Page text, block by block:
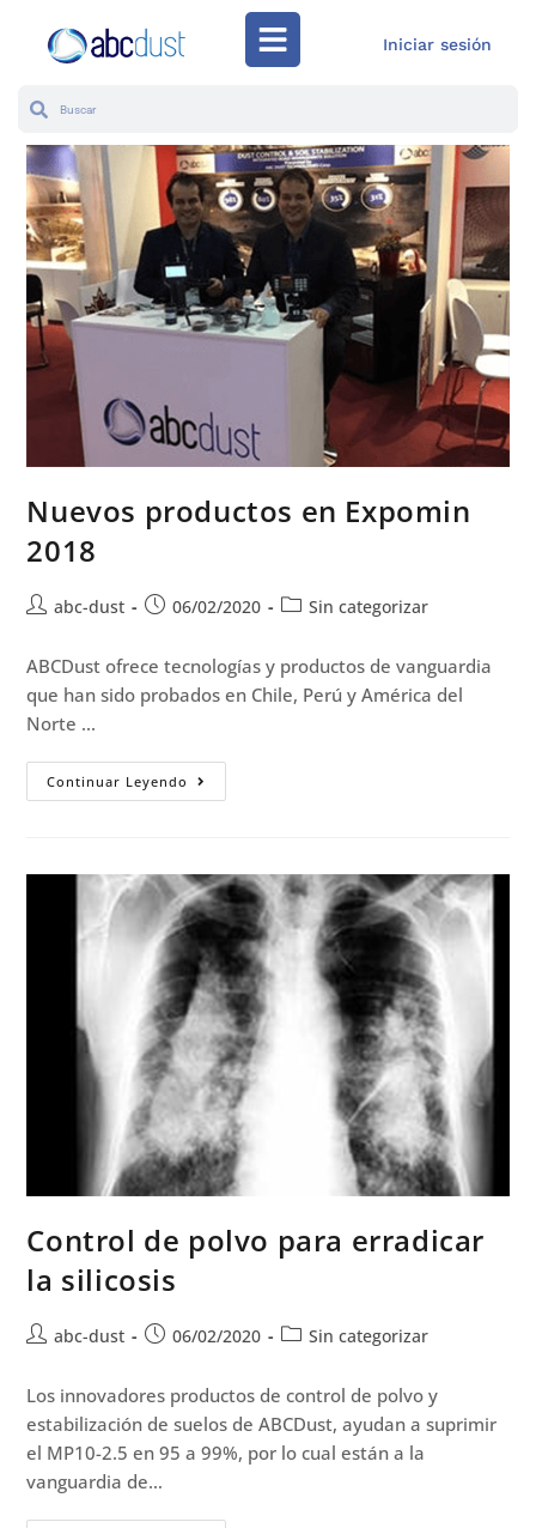
Iniciar sesión
Nuevos productos en Expomin
2018
abc-dust 06/02/2020 Sin categorizar
ABCDust ofrece tecnologías y productos de vanguardia
que han sido probados en Chile, Perú y América del
Norte ...
Continuar Leyendo
Control de polvo para erradicar
la silicosis
abc-dust 06/02/2020 Sin categorizar
Los innovadores productos de control de polvo y
estabilización de suelos de ABCDust, ayudan a suprimir
el MP10-2.5 en 95 a 99%, por lo cual están a la
vanguardia de…